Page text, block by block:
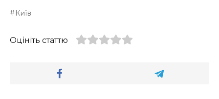
Київ
Оцініть статтю